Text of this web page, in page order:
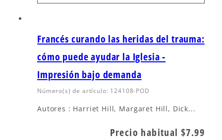
Francés curando las heridas del trauma:
cómo puede ayudar la Iglesia -
Impresión bajo demanda
Número(s) de artículo: 124108-POD
Autores : Harriet Hill, Margaret Hill, Dick...
Precio habitual $7.99